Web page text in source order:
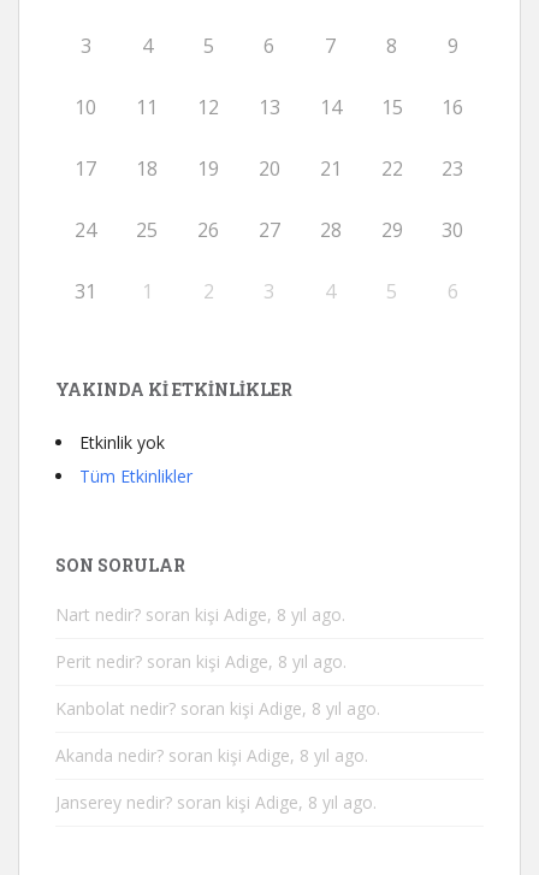
3 4 5 6 7 8 9
10 11 12 13 14 15 16
17 18 19 20 21 22 23
24 25 26 27 28 29 30
31 1 2 3 4 5 6
YAKINDA KI ETKINLIKLER
Etkinlik yok
Tüm Etkinlikler
SON SORULAR
Nart nedir? soran kişi Adige, 8 yıl ago.
Perit nedir? soran kişi Adige, 8 yıl ago.
Kanbolat nedir? soran kişi Adige, 8 yıl ago.
Akanda nedir? soran kişi Adige, 8 yıl ago.
Janserey nedir? soran kişi Adige, 8 yıl ago.